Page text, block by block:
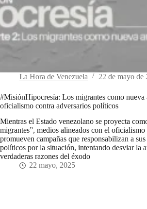
La Hora de Venezuela 22 de mayo de
#MisiónHipocresía: Los migrantes como nueva
oficialismo contra adversarios políticos
Mientras el Estado venezolano se proyecta
migrantes”, medios alineados con el
promueven campañas que responsabilizan a
políticos por la situación, intentando desviar la
verdaderas razones del éxodo
22 mayo, 2025